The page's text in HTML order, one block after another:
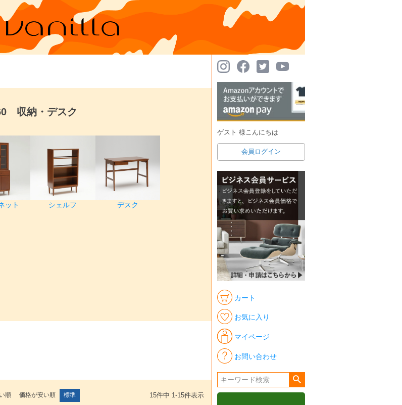
収納・デスク
ット シェルフ デスク
順 価格が安い順 標準 15件中 1 -15件表示
ゲスト 様こんにちは
会員ログイン
カート
お気に入り
マイページ
お問い合わせ
検索